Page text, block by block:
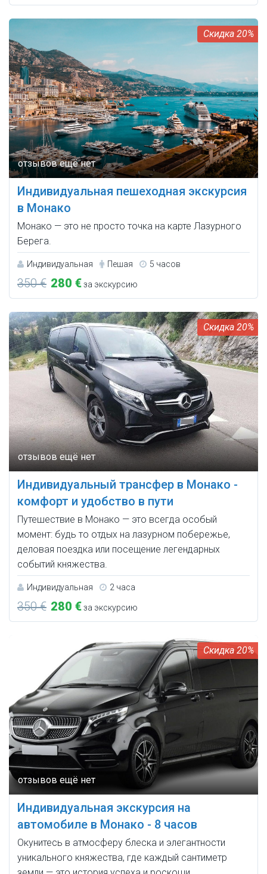
20%
Индивидуальная пешеходная экскурсия
в Монако
Монако — это не просто точка на карте Лазурного
Берега.
Индивидуальная Пешая 5 часов
350 € 280 €за экскурсию
20%
Индивидуальный трансфер в Монако -
комфорт и удобство в пути
Путешествие в Монако — это всегда особый
момент: будь то отдых на лазурном побережье,
деловая поездка или посещение легендарных
событий княжества.
Индивидуальная 2 часа
350 € 280 €за экскурсию
20%
Индивидуальная экскурсия на
автомобиле в Монако - 8 часов
Окунитесь в атмосферу блеска и элегантности
уникального княжества, где каждый сантиметр